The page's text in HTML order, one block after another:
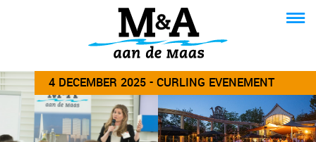
4 DECEMBER 2025 - CURLING EVENEMENT